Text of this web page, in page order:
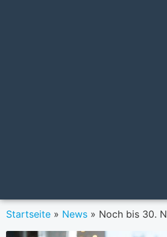
Startseite » News » Noch bis 30. November: Wer soll beim